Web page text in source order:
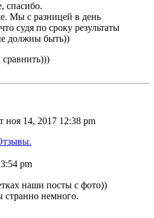
спасибо.
Мы с разницей в день
судя по сроку результаты
должны быть))
ноя 14, 2017 12:38 pm
pm
наши посты с фото))
странно немного.